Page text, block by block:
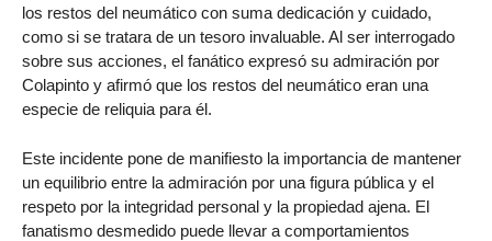
los restos del neumático con suma dedicación y cuidado,
como si se tratara de un tesoro invaluable. Al ser interrogado
sobre sus acciones, el fanático expresó su admiración por
Colapinto y afirmó que los restos del neumático eran una
especie de reliquia para él.
Este incidente pone de manifiesto la importancia de mantener
un equilibrio entre la admiración por una figura pública y el
respeto por la integridad personal y la propiedad ajena. El
fanatismo desmedido puede llevar a comportamientos